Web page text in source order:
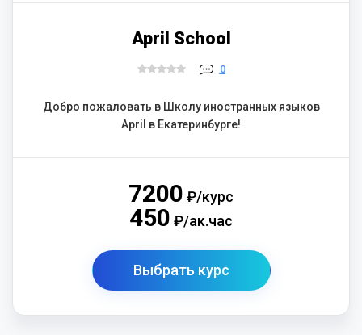
April School
0
Добро пожаловать в Школу иностранных языков
April в Екатеринбурге!
7200 ₽/курс
450 ₽/ак.час
Выбрать курс